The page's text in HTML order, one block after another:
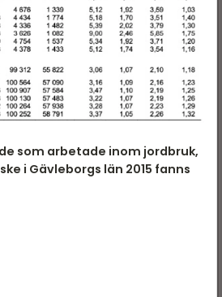
som arbetade inom jordbruk,
i Gävleborgs län 2015 fanns